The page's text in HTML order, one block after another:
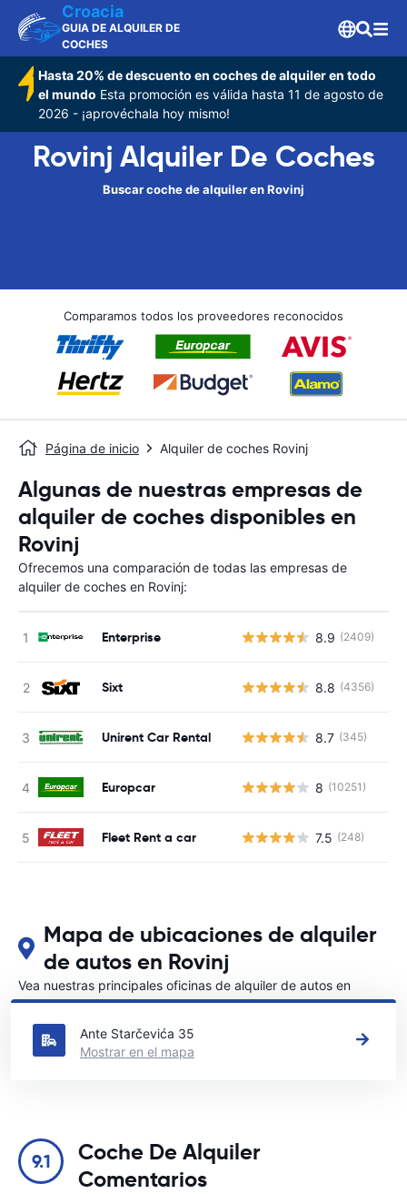
Croacia
GUIA DE ALQUILER DE
COCHES
Hasta 20% de descuento en coches de alquiler en todo
el mundo Esta promoción es válida hasta 11 de agosto de
2026 - ¡aprovéchala hoy mismo!
Rovinj Alquiler De Coches
Buscar coche de alquiler en Rovinj
Comparamos todos los proveedores reconocidos
Página de inicio Alquiler de coches Rovinj
Algunas de nuestras empresas de
alquiler de coches disponibles en
Rovinj
Ofrecemos una comparación de todas las empresas de
alquiler de coches en Rovinj:
Enterprise 8.9 (2409)
Sixt 8.8 (4356)
Unirent Car Rental 8.7 (345)
Europcar 8 (10251)
Fleet Rent a car 7.5 (248)
Mapa de ubicaciones de alquiler
de autos en Rovinj
Vea nuestras principales oficinas de alquiler de autos en
Rovinj
Ante Starčevića 35
Mostrar en el mapa
9.1
Coche De Alquiler
Comentarios